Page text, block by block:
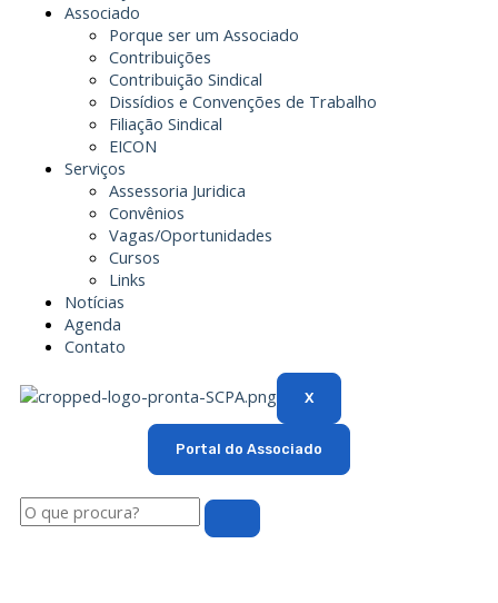
Associado
Porque ser um Associado
Contribuições
Contribuição Sindical
Dissídios e Convenções de Trabalho
Filiação Sindical
EICON
Serviços
Assessoria Juridica
Convênios
Vagas/Oportunidades
Cursos
Links
Notícias
Agenda
Contato
X
Portal do Associado
Pesquisar